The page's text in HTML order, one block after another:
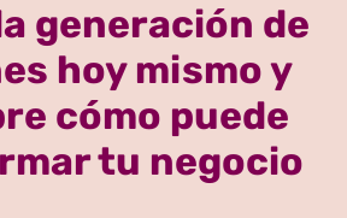
generación de
hoy mismo y
cómo puede
tu negocio